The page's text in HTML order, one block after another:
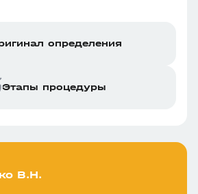
определения
Этапы процедуры
В.Н.